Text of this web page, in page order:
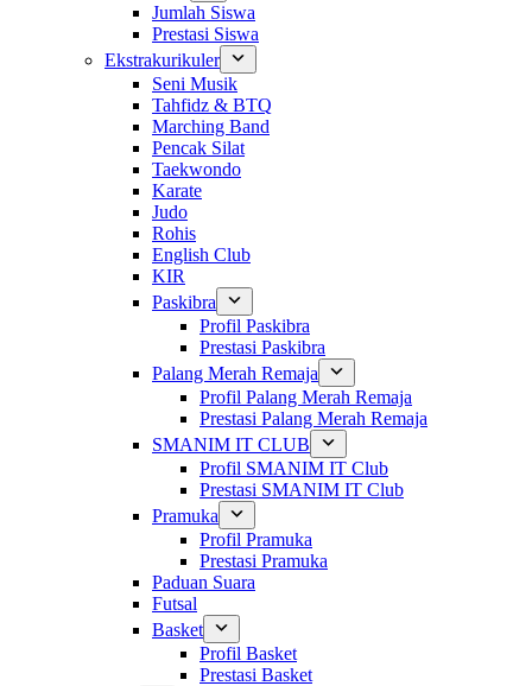
Jumlah Siswa
Prestasi Siswa
Ekstrakurikuler
Seni Musik
Tahfidz & BTQ
Marching Band
Pencak Silat
Taekwondo
Karate
Judo
Rohis
English Club
KIR
Paskibra
Profil Paskibra
Prestasi Paskibra
Palang Merah Remaja
Profil Palang Merah Remaja
Prestasi Palang Merah Remaja
SMANIM IT CLUB
Profil SMANIM IT Club
Prestasi SMANIM IT Club
Pramuka
Profil Pramuka
Prestasi Pramuka
Paduan Suara
Futsal
Basket
Profil Basket
Prestasi Basket